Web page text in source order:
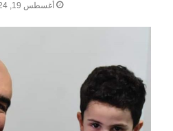
أغسطس 19, 2024